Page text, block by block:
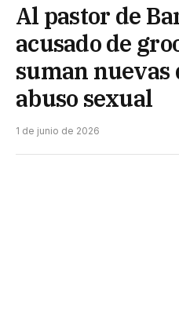
Al pastor de
acusado de
suman
abuso sexual
1 de junio de 2026